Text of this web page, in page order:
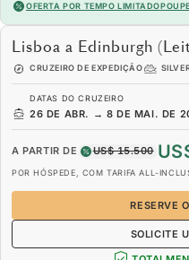
OFERTA POR TEMPO LIMITADO
Lisboa a Edinburgh
CRUZEIRO DE EXPEDIÇÃO
DATAS DO CRUZEIRO
26 DE ABR. → 8 DE MAI. DE
A PARTIR DE US$ 15.500
POR HÓSPEDE, COM TARIFA ALL-
RESERVE
SOLICITE